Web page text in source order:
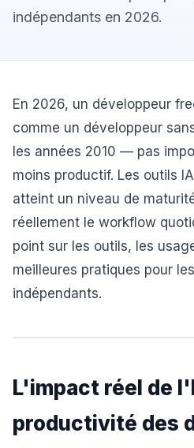
indépendants en 2026.
En 2026, un développeur
comme un développeur
les années 2010 — pas
moins productif. Les outils
atteint un niveau de
réellement le workflow
point sur les outils, les
meilleures pratiques pour
indépendants.
L'impact réel de
productivité des